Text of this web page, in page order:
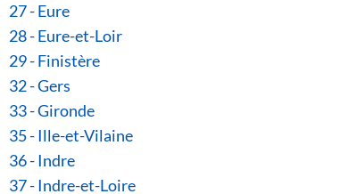
27 - Eure
28 - Eure-et-Loir
29 - Finistère
32 - Gers
33 - Gironde
35 - Ille-et-Vilaine
36 - Indre
37 - Indre-et-Loire